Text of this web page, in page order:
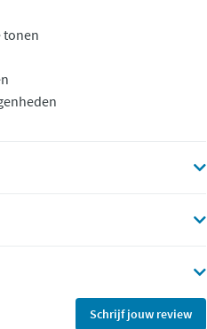
tonen
Schrijf jouw review